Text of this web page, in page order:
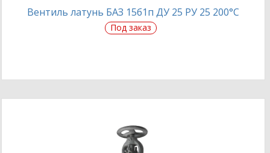
Вентиль латунь БАЗ 15б1п ДУ 25 РУ 25 200°С
Под заказ